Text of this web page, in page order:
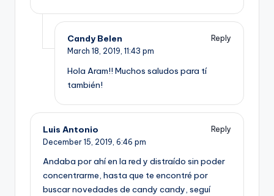
Candy Belen
Reply
March 18, 2019, 11:43 pm
Hola Aram!! Muchos saludos para tí
también!
Luis Antonio
Reply
December 15, 2019, 6:46 pm
Andaba por ahí en la red y distraído sin poder
concentrarme, hasta que te encontré por
buscar novedades de candy candy, seguí